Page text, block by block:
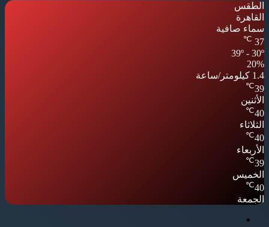
الطقس
القاهرة
سماء صافية
37
℃
39º - 30º
20%
1.4 كيلومتر/ساعة
39
℃
الأثنين
40
℃
الثلاثاء
40
℃
الأربعاء
39
℃
الخميس
40
℃
الجمعة